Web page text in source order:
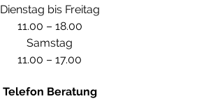
Dienstag bis Freitag
11.00 – 18.00
Samstag
11.00 – 17.00
Telefon Beratung